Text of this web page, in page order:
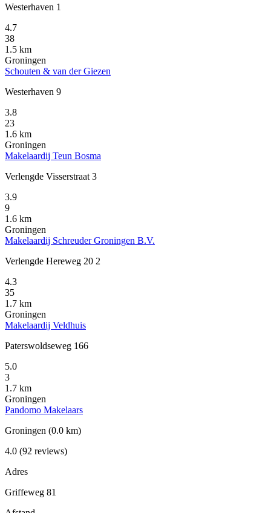
Westerhaven 1
4.7
38
1.5 km
Groningen
Schouten & van der Giezen
Westerhaven 9
3.8
23
1.6 km
Groningen
Makelaardij Teun Bosma
Verlengde Visserstraat 3
3.9
9
1.6 km
Groningen
Makelaardij Schreuder Groningen B.V.
Verlengde Hereweg 20 2
4.3
35
1.7 km
Groningen
Makelaardij Veldhuis
Paterswoldseweg 166
5.0
3
1.7 km
Groningen
Pandomo Makelaars
Groningen (0.0 km)
4.0 (92 reviews)
Adres
Griffeweg 81